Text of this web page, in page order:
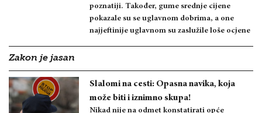
poznatiji. Također, gume srednje cijene
pokazale su se uglavnom dobrima, a one
najjeftinije uglavnom su zaslužile loše ocjene
Zakon je jasan
Slalomi na cesti: Opasna navika, koja
može biti i iznimno skupa!
Nikad nije na odmet konstatirati opće